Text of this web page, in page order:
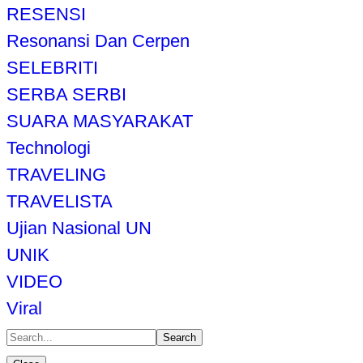
RESENSI
Resonansi Dan Cerpen
SELEBRITI
SERBA SERBI
SUARA MASYARAKAT
Technologi
TRAVELING
TRAVELISTA
Ujian Nasional UN
UNIK
VIDEO
Viral
Search